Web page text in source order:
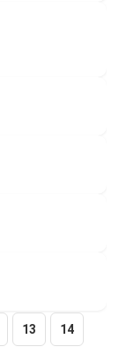
13 14